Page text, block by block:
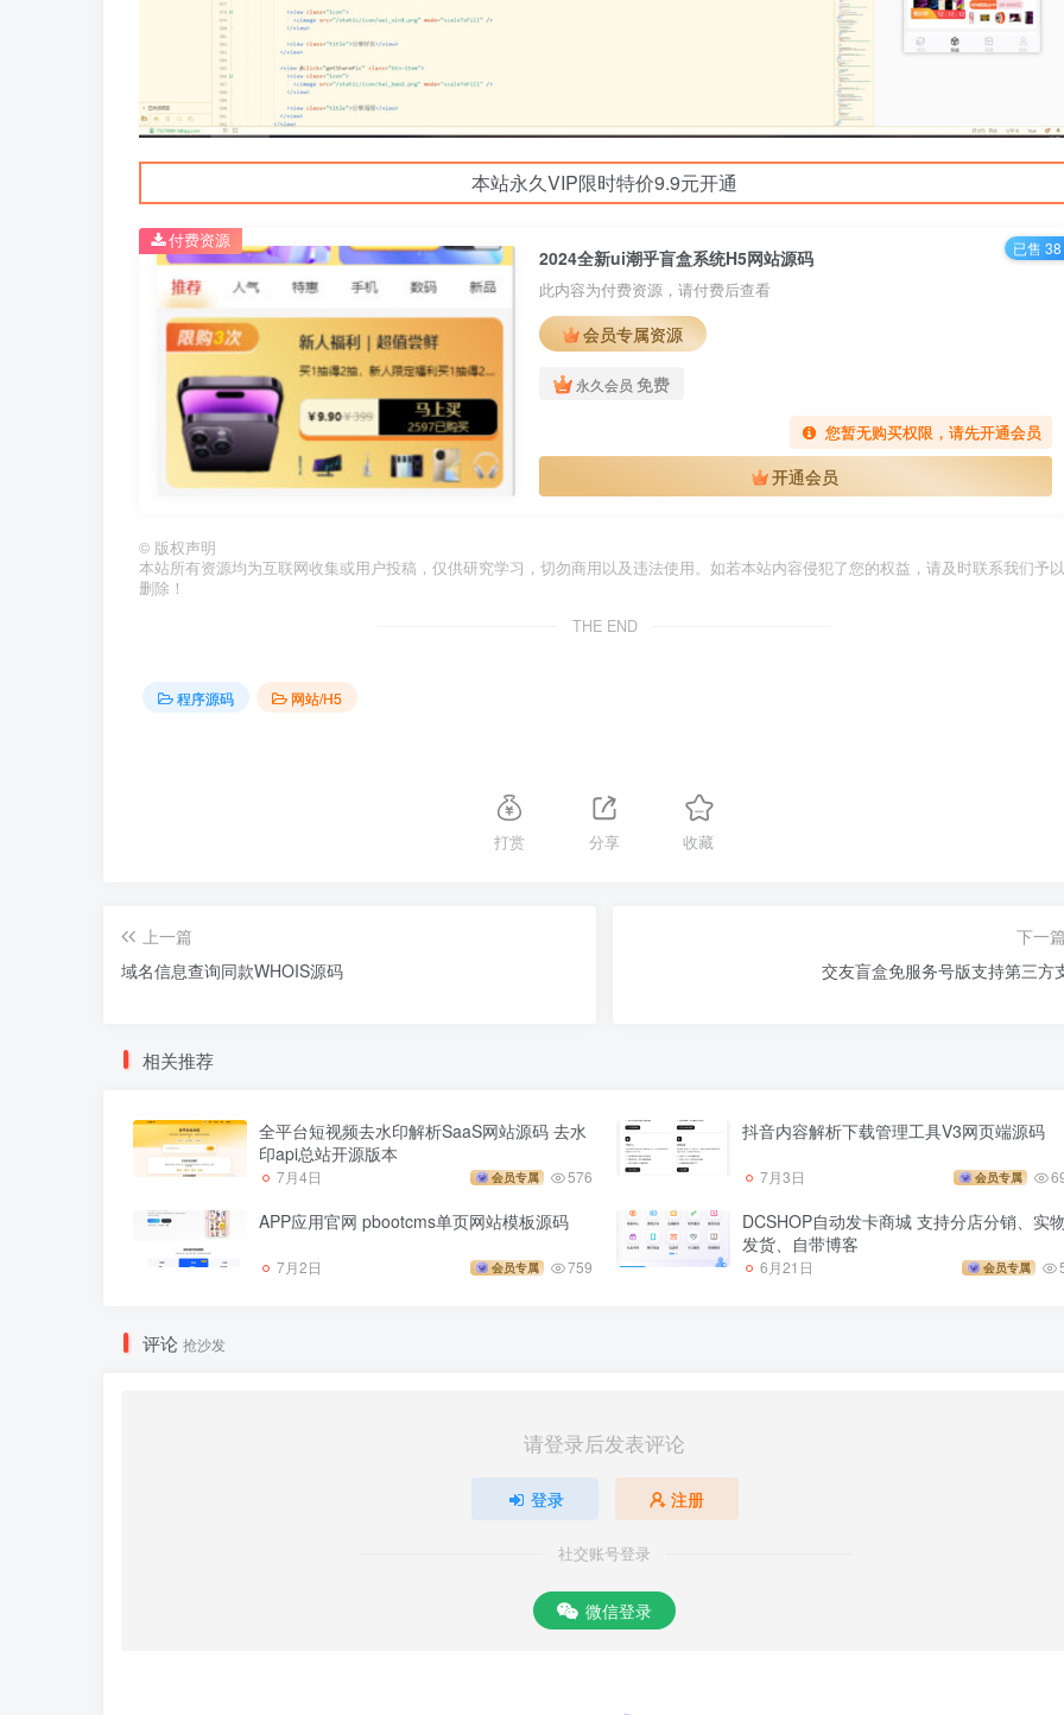
本站永久VIP限时特价9.9元开通
2024全新ui潮乎盲盒系统H5网站源码
此内容为付费资源，请付费后查看
会员专属资源
永久会员 免费
您暂无购买权限，请先开通会员
开通会员
付费资源 已售 38
© 版权声明
本站所有资源均为互联网收集或用户投稿，仅供研究学习，切勿商用以及违法使用。如若本站内容侵犯了您的权益，请及时联系我们予以
删除！
THE END
程序源码 网站/H5
打赏 分享 收藏
上一篇
域名信息查询同款WHOIS源码
下一
交友盲盒免服务号版支持第三方
相关推荐
全平台短视频去水印解析SaaS网站源码 去水
印api总站开源版本
7月4日 会员专属 576
抖音内容解析下载管理工具V3网页端源码
7月3日 会员专属
APP应用官网 pbootcms单页网站模板源码
7月2日 会员专属 759
DCSHOP自动发卡商城 支持分店分销、实
发货、自带博客
6月21日 会员专属
评论 抢沙发
请登录后发表评论
登录 注册
社交账号登录
微信登录